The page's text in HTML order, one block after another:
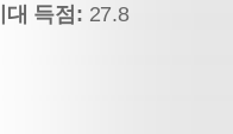
대 득점: 27.8